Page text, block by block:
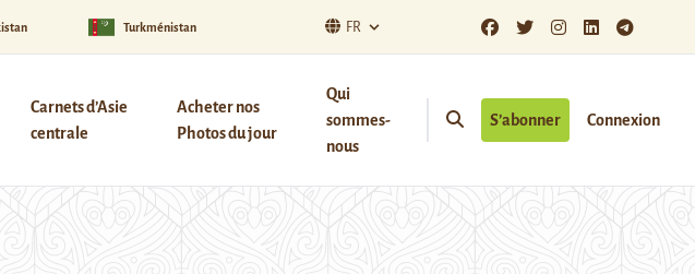
Turkménistan FR
Carnets d’Asie
centrale
Acheter nos
Photos du jour
Qui
sommes-
nous
S’abonner Connexion